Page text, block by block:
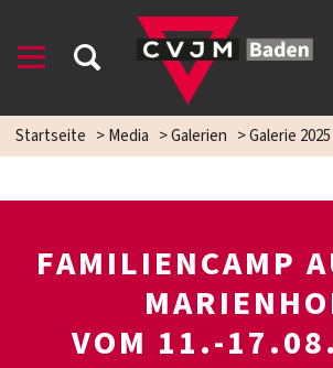
Startseite >Media >Galerien >Galerie 2025
FAMILIENCAMP
VOM 11.-